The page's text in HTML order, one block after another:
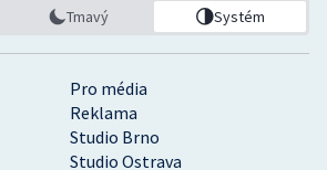
Pro média
Reklama
Studio Brno
Studio Ostrava
Tmavý Systém